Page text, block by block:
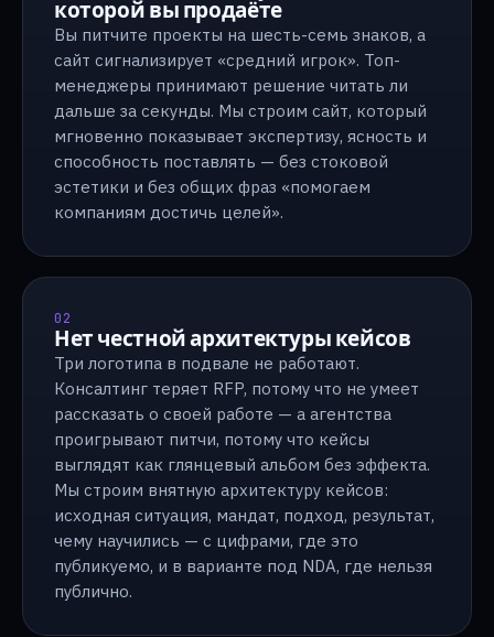
которой вы продаёте
Вы питчите проекты на шесть-семь знаков, а
сайт сигнализирует «средний игрок». Топ-
менеджеры принимают решение читать ли
дальше за секунды. Мы строим сайт, который
мгновенно показывает экспертизу, ясность и
способность поставлять — без стоковой
эстетики и без общих фраз «помогаем
компаниям достичь целей».
02
Нет честной архитектуры кейсов
Три логотипа в подвале не работают.
Консалтинг теряет RFP, потому что не умеет
рассказать о своей работе — а агентства
проигрывают питчи, потому что кейсы
выглядят как глянцевый альбом без эффекта.
Мы строим внятную архитектуру кейсов:
исходная ситуация, мандат, подход, результат,
чему научились — с цифрами, где это
публикуемо, и в варианте под NDA, где нельзя
публично.